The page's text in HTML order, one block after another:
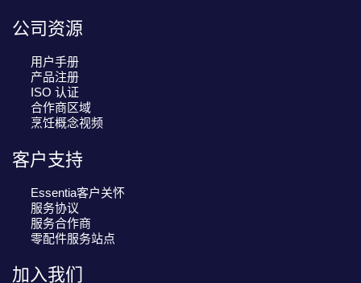
公司资源
用户手册
产品注册
ISO 认证
合作商区域
烹饪概念视频
客户支持
Essentia客户关怀
服务协议
服务合作商
零配件服务站点
加入我们